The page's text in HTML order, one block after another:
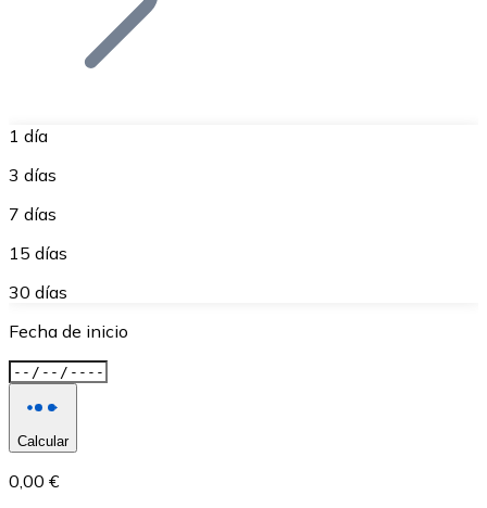
1 día
3 días
7 días
15 días
30 días
Fecha de inicio
Calcular
0,00 €